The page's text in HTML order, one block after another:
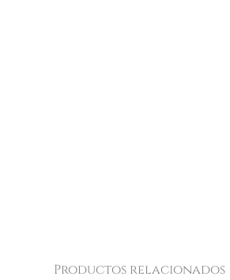
Productos relacionados